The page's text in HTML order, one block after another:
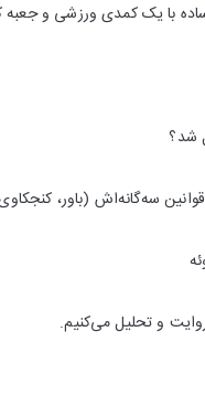
با یک کمدی ورزشی و
شد؟
سه‌گانه‌اش (باور،
و تحلیل می‌کنیم.